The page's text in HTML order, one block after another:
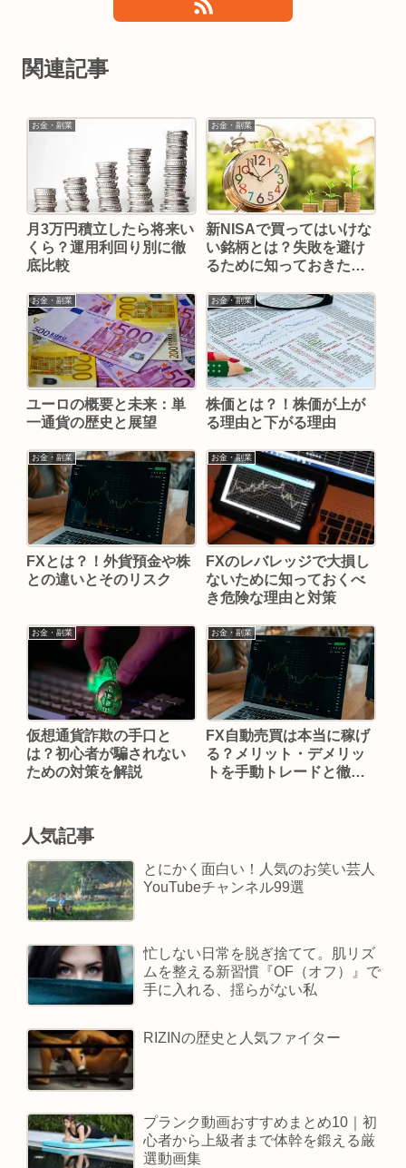
関連記事
お金・副業
月3万円積立したら将来い
くら？運用利回り別に徹
底比較
お金・副業
新NISAで買ってはいけな
い銘柄とは？失敗を避け
るために知っておきたい7
お金・副業
ユーロの概要と未来：単
一通貨の歴史と展望
お金・副業
株価とは？！株価が上が
る理由と下がる理由
お金・副業
FXとは？！外貨預金や株
との違いとそのリスク
お金・副業
FXのレバレッジで大損し
ないために知っておくべ
き危険な理由と対策
お金・副業
仮想通貨詐欺の手口と
は？初心者が騙されない
ための対策を解説
お金・副業
FX自動売買は本当に稼げ
る？メリット・デメリッ
トを手動トレードと徹底
人気記事
とにかく面白い！人気のお笑い芸人
YouTubeチャンネル99選
忙しない日常を脱ぎ捨てて。肌リズ
ムを整える新習慣『OF（オフ）』で
手に入れる、揺らがない私
RIZINの歴史と人気ファイター
プランク動画おすすめまとめ10｜初
心者から上級者まで体幹を鍛える厳
選動画集